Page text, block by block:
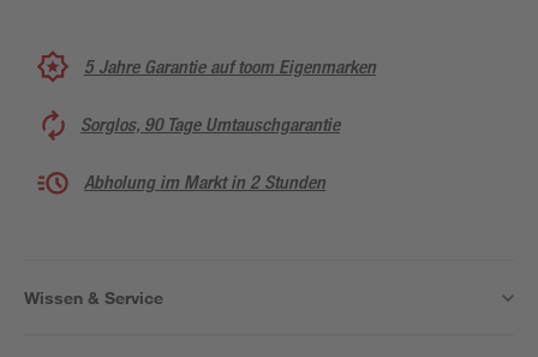
5 Jahre Garantie auf toom Eigenmarken
Sorglos, 90 Tage Umtauschgarantie
Abholung im Markt in 2 Stunden
Wissen & Service